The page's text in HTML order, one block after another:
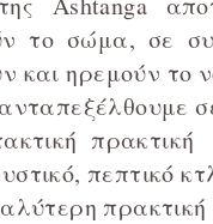
το σώμα, σε
και ηρεμούν το
πεπτικό